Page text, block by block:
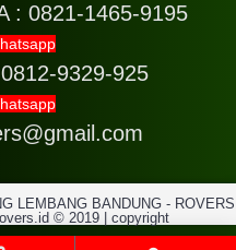
: 0821-1465-9195
9329-925
LEMBANG BANDUNG - ROVERS
© 2019 | copyright